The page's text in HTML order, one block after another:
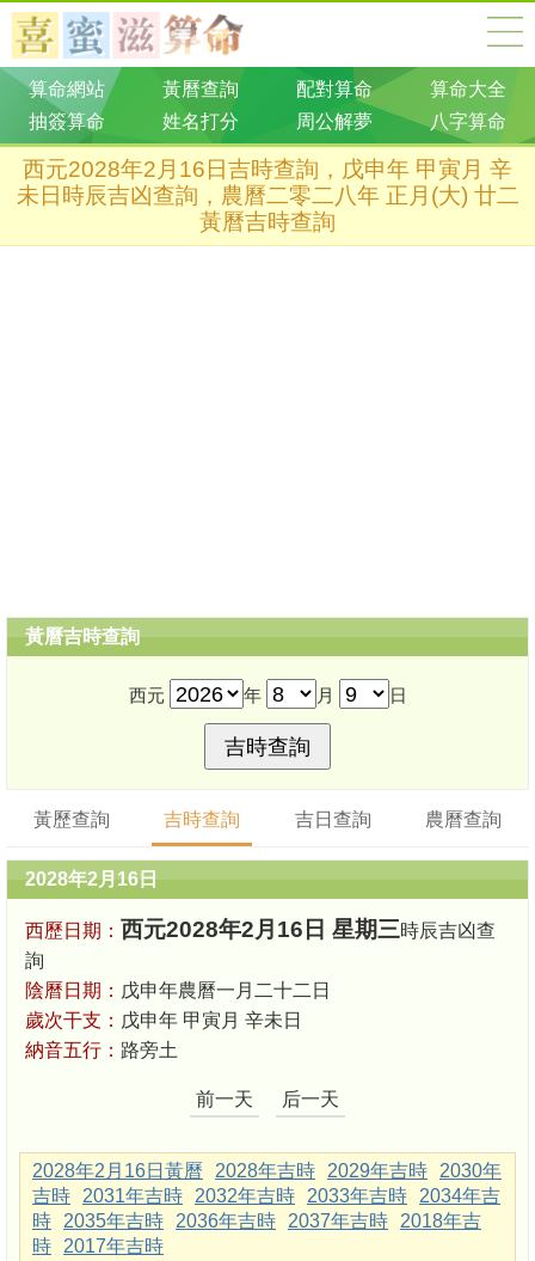
算命網站 黃曆查詢 配對算命
算命大全
抽簽算命
姓名打分 周公解夢 八字算命
西元2028年2月16日吉時查詢，戊申年 甲寅月 辛
未日時辰吉凶查詢，農曆二零二八年 正月(大) 廿二
黃曆吉時查詢
黃曆吉時查詢
西元 年 月 日
黃歷查詢 吉時查詢 吉日查詢 農曆查詢
2028年2月16日
西歷日期： 西元2028年2月16日 星期三時辰吉凶查
詢
陰曆日期： 戊申年農曆一月二十二日
歲次干支： 戊申年 甲寅月 辛未日
納音五行： 路旁土
前一天 后一天
2028年2月16日黃曆 2028年吉時 2029年吉時
2030年
吉時
2031年吉時 2032年吉時 2033年吉時
2034年吉
時
2035年吉時 2036年吉時 2037年吉時
2018年吉
時
2017年吉時